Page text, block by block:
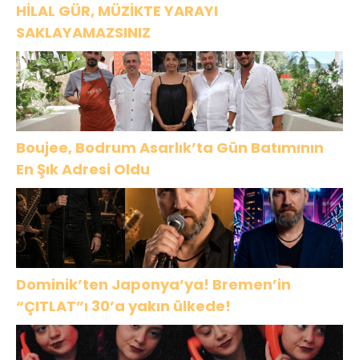
HİLAL GÜR, MÜZİKTE YARAYI
SAKLAYAMAZSINIZ
Boujee, Bodrum Asarlık’ta Gün Batımının
En Şık Adresi Oldu
Dominik’ten Japonya’ya! Bremen’in
“ÇITLAT”ı 30’a yakın ülkede!